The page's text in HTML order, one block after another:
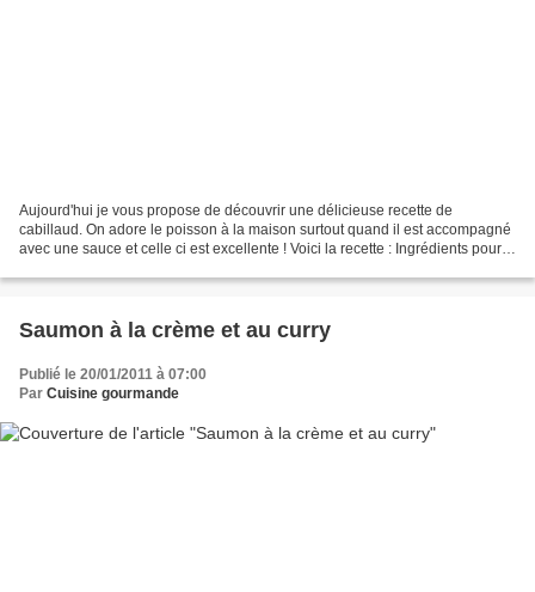
Aujourd'hui je vous propose de découvrir une délicieuse recette de
cabillaud. On adore le poisson à la maison surtout quand il est accompagné
avec une sauce et celle ci est excellente ! Voici la recette : Ingrédients pour 2
Saumon à la crème et au curry
Publié le 20/01/2011 à 07:00
Par Cuisine gourmande